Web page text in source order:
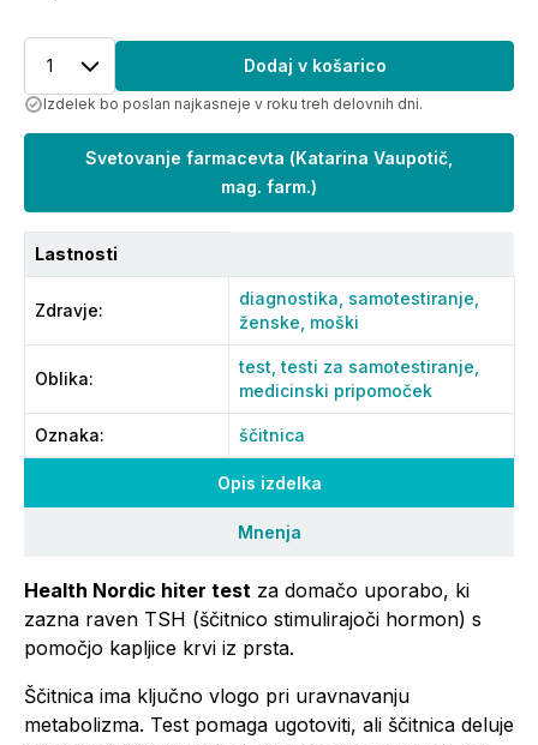
Opis izdelka
Mnenja
Health Nordic hiter test za domačo uporabo, ki
zazna raven TSH (ščitnico stimulirajoči hormon) s
pomočjo kapljice krvi iz prsta.
Ščitnica ima ključno vlogo pri uravnavanju
metabolizma. Test pomaga ugotoviti, ali ščitnica deluje
1 Dodaj v košarico
Izdelek bo poslan najkasneje v roku treh delovnih dni.
Svetovanje farmacevta (Katarina Vaupotič,
mag. farm.)
Lastnosti
Zdravje:
diagnostika, samotestiranje,
ženske, moški
Oblika:
test,testi za samotestiranje,
medicinski pripomoček
Oznaka: ščitnica